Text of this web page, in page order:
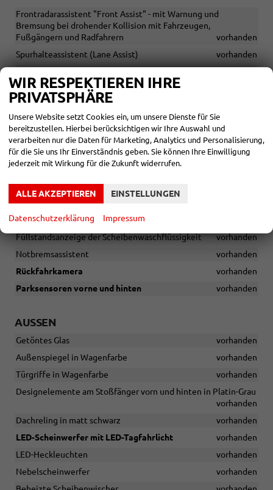
Frontradarassistent "Front Assist" - mit Warnung und
Bremsung bei drohender Kollision mit Fahrzeugen,
Fußgängern und Radfahrern
vorhanden
Spurhalteassistent (Lane Assist)
vorhanden
Müdigkeitserkennung
Berganfahrassistent
Tempomat inkl. Geschwindigkeitsbegrenzer
vorhanden
6x Airbags - 2x Front-, 2x Seiten-, 2x Kopfairbag
vorhanden
Deaktivierung des Beifahrerairbags
vorhanden
Rücksitzen, inkl. Top-Tether-Verankerung
Notrufsystem eCall+
Lichtsensor
Füllstandsanzeige der Scheibenwaschflüssigkeit
vorhanden
Notbremsassistent
vorhanden
Rückfahrkamera
vorhanden
Parksensoren vorne und hinten
vorhanden
AUSSEN
Getöntes Glas
vorhanden
Außenspiegel in Wagenfarbe
vorhanden
Türgriffe in Wagenfarbe
vorhanden
Designelemente am Stoßfänger vorn und hinten in Platin-Grau
vorhanden
Dachreling in matt schwarz
vorhanden
LED-Scheinwerfer mit LED-Tagfahrlicht
vorhanden
LED-Heckleuchten
vorhanden
Nebelscheinwerfer
vorhanden
WIR RESPEKTIEREN IHRE
PRIVATSPHÄRE
Unsere Website setzt Cookies ein, um unsere Dienste für Sie
bereitzustellen. Hierbei berücksichtigen wir Ihre Auswahl und
verarbeiten nur die Daten für Marketing, Analytics und Personalisierung,
für die Sie uns Ihr Einverständnis geben. Sie können Ihre Einwilligung
jederzeit mit Wirkung für die Zukunft widerrufen.
ALLE AKZEPTIEREN EINSTELLUNGEN
Datenschutzerklärung Impressum